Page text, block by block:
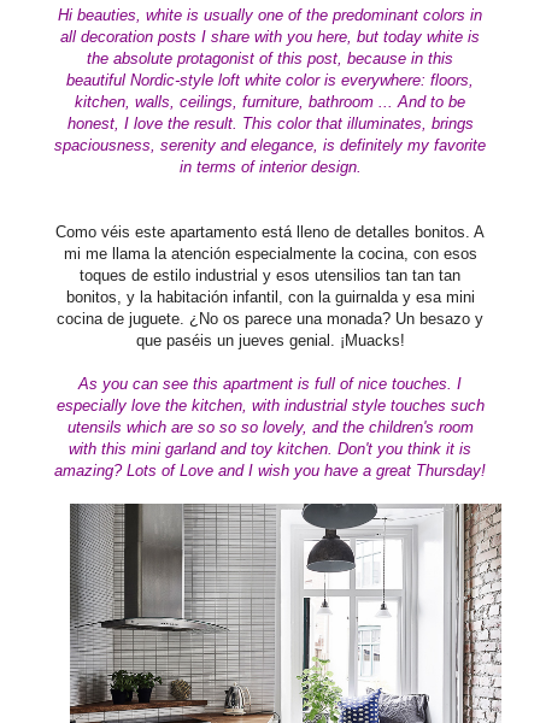
Hi beauties, white is usually one of the predominant colors in
all decoration posts I share with you here, but today white is
the absolute protagonist of this post, because in this
beautiful Nordic-style loft white color is everywhere: floors,
kitchen, walls, ceilings, furniture, bathroom ... And to be
honest, I love the result. This color that illuminates, brings
spaciousness, serenity and elegance, is definitely my favorite
in terms of interior design.
Como véis este apartamento está lleno de detalles bonitos. A
mi me llama la atención especialmente la cocina, con esos
toques de estilo industrial y esos utensilios tan tan tan
bonitos, y la habitación infantil, con la guirnalda y esa mini
cocina de juguete. ¿No os parece una monada? Un besazo y
que paséis un jueves genial. ¡Muacks!
As you can see this apartment is full of nice touches. I
especially love the kitchen, with industrial style touches such
utensils which are so so so lovely, and the children's room
with this mini garland and toy kitchen. Don't you think it is
amazing? Lots of Love and I wish you have a great Thursday!